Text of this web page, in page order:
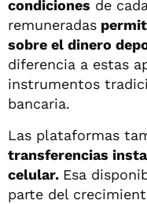
condiciones de
remuneradas
sobre el dinero
diferencia a estas
instrumentos
bancaria.
Las plataformas
transferencias
celular. Esa
parte del